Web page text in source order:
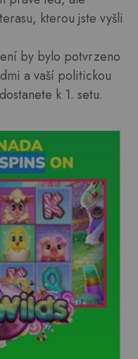
kterou jste vyšli
by bylo potvrzeno
a vaší politickou
k 1. setu.